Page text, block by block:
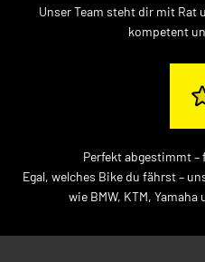
Unser Team steht dir mit Rat
kompetent
Perfekt abgestimmt –
Egal, welches Bike du fährst –
wie BMW, KTM,